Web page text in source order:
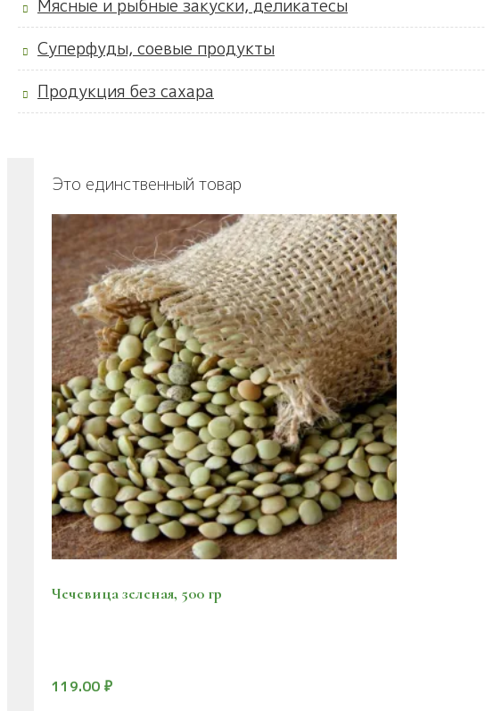
Мясные и рыбные закуски, деликатесы
Суперфуды, соевые продукты
Продукция без сахара
Это единственный товар
Чечевица зеленая, 500 гр
119.00 ₽